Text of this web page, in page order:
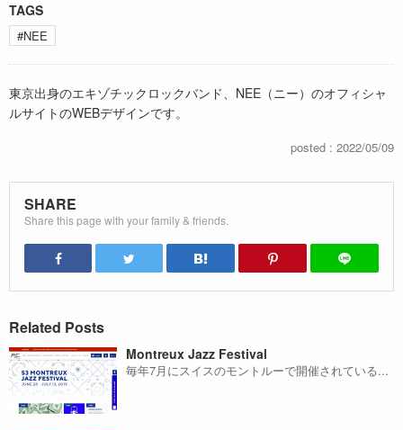
TAGS
#NEE
東京出身のエキゾチックロックバンド、NEE（ニー）のオフィシャ
ルサイトのWEBデザインです。
posted : 2022/05/09
SHARE
Share this page with your family & friends.
Related Posts
Montreux Jazz Festival
毎年7月にスイスのモントルーで開催されている...